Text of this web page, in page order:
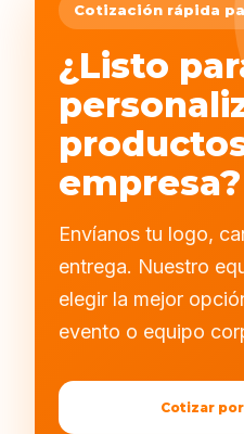
Cotización rápida
¿Listo
empresa?
Envíanos tu logo,
entrega. Nuestro
elegir la mejor
evento o equipo
Cotizar